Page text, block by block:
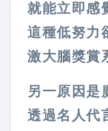
就能立即感
這種低努力
激大腦獎賞
另一原因是
透過名人代